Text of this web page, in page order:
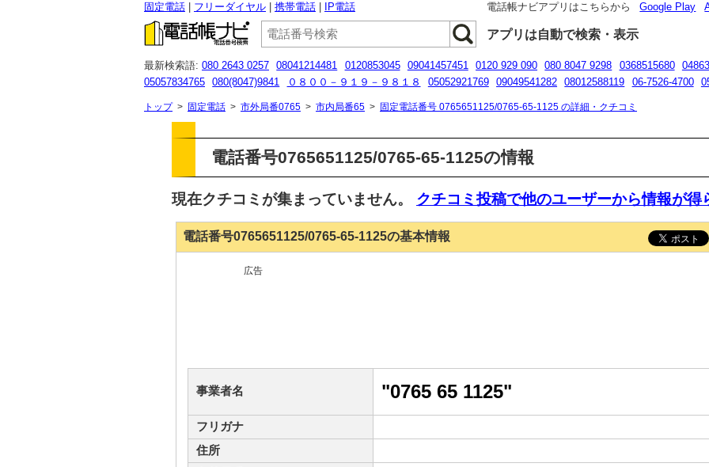
固定電話 フリーダイヤル 携帯電話 IP電話 電話帳ナビアプリはこちらから Google Play
アプリは自動で検索・表示
最新検索語: 080 2643 0257 08041214481 0120853045 09041457451 0120 929 090 080 8047 9298 0368515680
05057834765
080(8047)9841 ０８００－９１９－９８１８ 05052921769 09049541282 08012588119 06-7526-4700
トップ> 固定電話 > 市外局番0765 > 市内局番65 > 固定電話番号 0765651125/0765-65-1125 の詳細・クチコミ
電話番号0765651125/0765-65-1125の情報
現在クチコミが集まっていません。 クチコミ投稿で他のユーザーから情報が得
電話番号0765651125/0765-65-1125の基本情報
広告
事業者名 "0765 65 1125"
フリガナ
住所